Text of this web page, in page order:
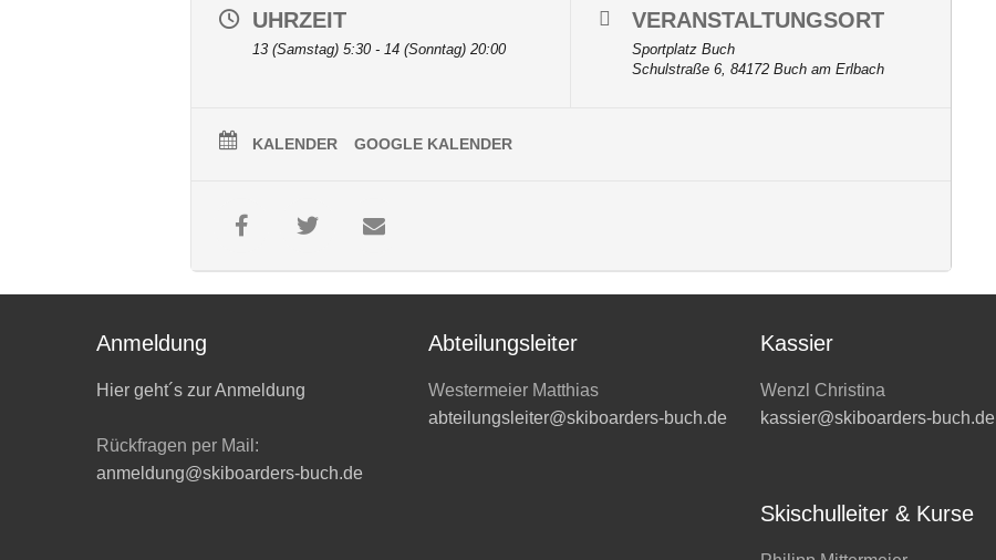
Hier ist für jeden das Richtige dabei! Anmelden, Mitfahren und Spaß haben! Wir freuen uns auf euch!
Busfahrt inkl. Liftkarte + Hotel mit Halbpension
Kinder/Jugendliche (ab 2007):
UHRZEIT
13 (Samstag) 5:30 - 14 (Sonntag) 20:00
VERANSTALTUNGSORT
Sportplatz Buch
Schulstraße 6, 84172 Buch am Erlbach
KALENDER GOOGLE KALENDER
Anmeldung
Hier geht´s zur Anmeldung
Rückfragen per Mail:
anmeldung@skiboarders-buch.de
Abteilungsleiter
Westermeier Matthias
abteilungsleiter@skiboarders-buch.de
Kassier
Wenzl Christina
kassier@skiboarders-buch.de
Skischulleiter & Kurse